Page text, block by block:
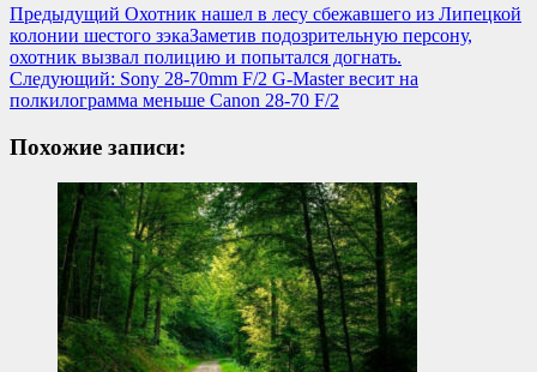
Навигация
записи
Предыдущий Охотник нашел в лесу сбежавшего из Липецкой
колонии шестого зэкаЗаметив подозрительную персону,
охотник вызвал полицию и попытался догнать.
Следующий: Sony 28-70mm F/2 G-Master весит на
полкилограмма меньше Canon 28-70 F/2
Похожие записи: